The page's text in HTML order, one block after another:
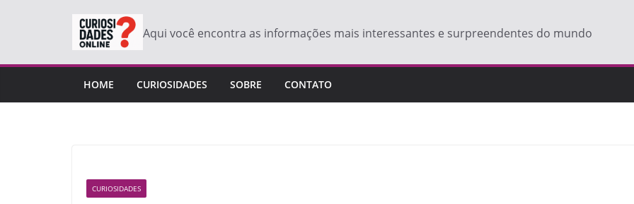
conteúdo
Aqui você encontra as informações mais interessantes e surpreendentes do mundo
HOME CURIOSIDADES SOBRE CONTATO
CURIOSIDADES